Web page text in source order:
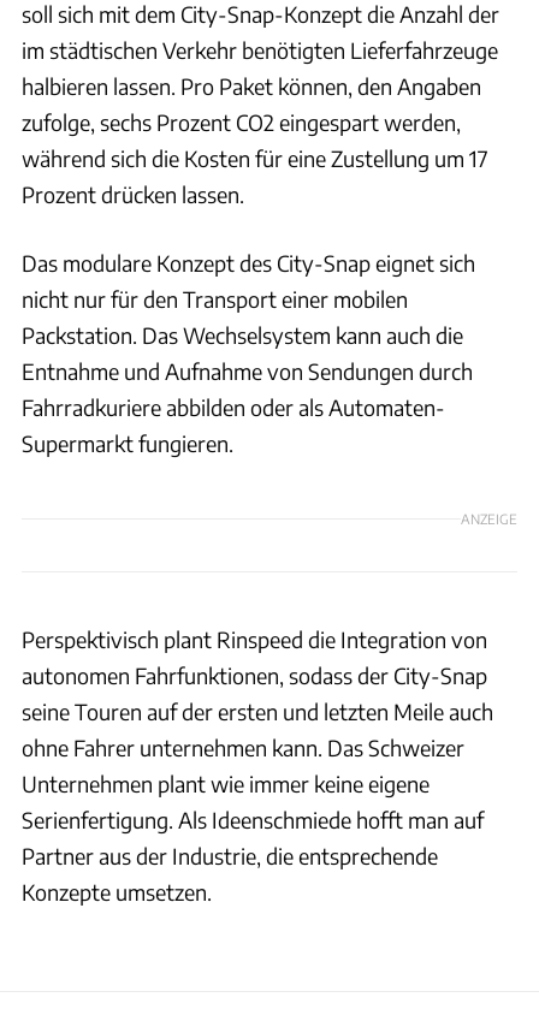
soll sich mit dem City-Snap-Konzept die Anzahl der
im städtischen Verkehr benötigten Lieferfahrzeuge
halbieren lassen. Pro Paket können, den Angaben
zufolge, sechs Prozent CO2 eingespart werden,
während sich die Kosten für eine Zustellung um 17
Prozent drücken lassen.
Das modulare Konzept des City-Snap eignet sich
nicht nur für den Transport einer mobilen
Packstation. Das Wechselsystem kann auch die
Entnahme und Aufnahme von Sendungen durch
Fahrradkuriere abbilden oder als Automaten-
Supermarkt fungieren.
ANZEIGE
Perspektivisch plant Rinspeed die Integration von
autonomen Fahrfunktionen, sodass der City-Snap
seine Touren auf der ersten und letzten Meile auch
ohne Fahrer unternehmen kann. Das Schweizer
Unternehmen plant wie immer keine eigene
Serienfertigung. Als Ideenschmiede hofft man auf
Partner aus der Industrie, die entsprechende
Konzepte umsetzen.